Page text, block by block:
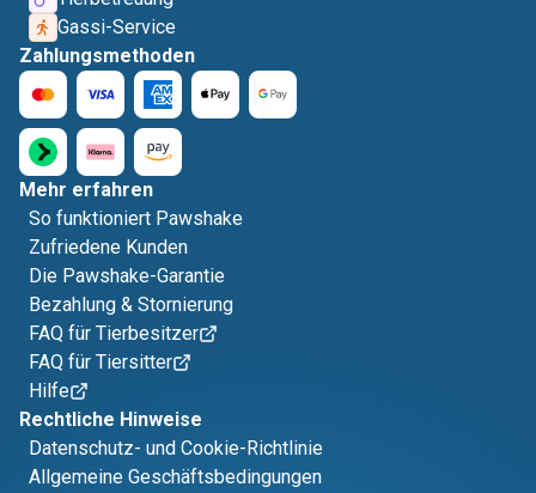
Gassi-Service
Zahlungsmethoden
Mehr erfahren
So funktioniert Pawshake
Zufriedene Kunden
Die Pawshake-Garantie
Bezahlung & Stornierung
FAQ für Tierbesitzer
FAQ für Tiersitter
Hilfe
Rechtliche Hinweise
Datenschutz- und Cookie-Richtlinie
Allgemeine Geschäftsbedingungen